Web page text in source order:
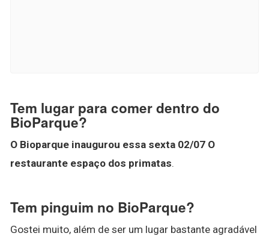
Tem lugar para comer dentro do
BioParque?
O Bioparque inaugurou essa sexta 02/07 O
restaurante espaço dos primatas.
Tem pinguim no BioParque?
Gostei muito, além de ser um lugar bastante agradável